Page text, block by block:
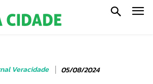
Veracidade 05/08/2024